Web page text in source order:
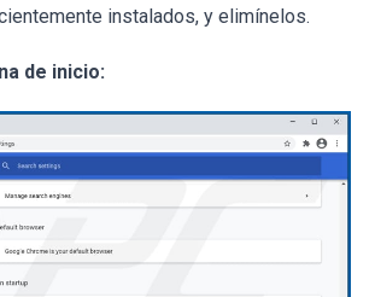
instalados, y elimínelos.
de inicio: